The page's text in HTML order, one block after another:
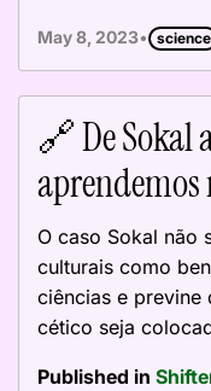
May 8, 2023• science
🔗 De Sokal
O caso Sokal não
culturais como
ciências e previne
cético seja
Published in